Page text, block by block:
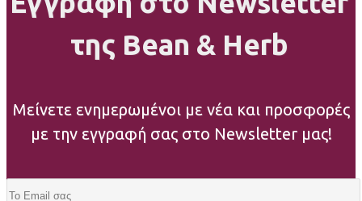
της Bean & Herb
Μείνετε ενημερωμένοι με νέα και προσφορές
με την εγγραφή σας στο Newsletter μας!